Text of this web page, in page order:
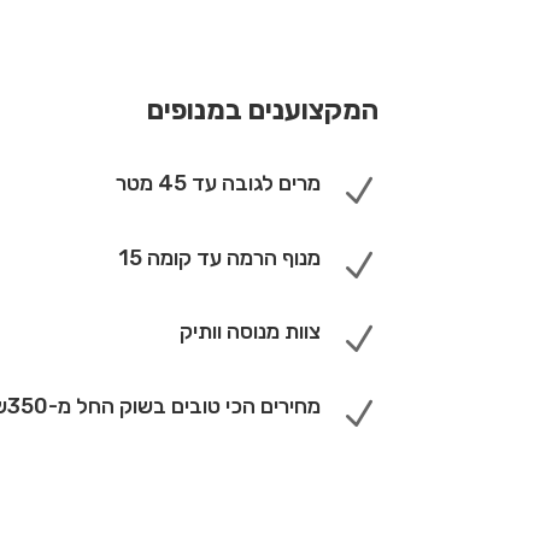
המקצוענים במנופים
N מרים לגובה עד 45 מטר
N מנוף הרמה עד קומה 15
N צוות מנוסה וותיק
N מחירים הכי טובים בשוק החל מ-350ש"ח